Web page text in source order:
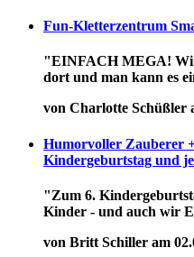
Fun-Kletterzentrum
"EINFACH MEGA!
dort und man kann es
von Charlotte Schüßler
Humorvoller Zauberer
Kindergeburtstag und
"Zum 6.
Kinder - und auch wir
von Britt Schiller am